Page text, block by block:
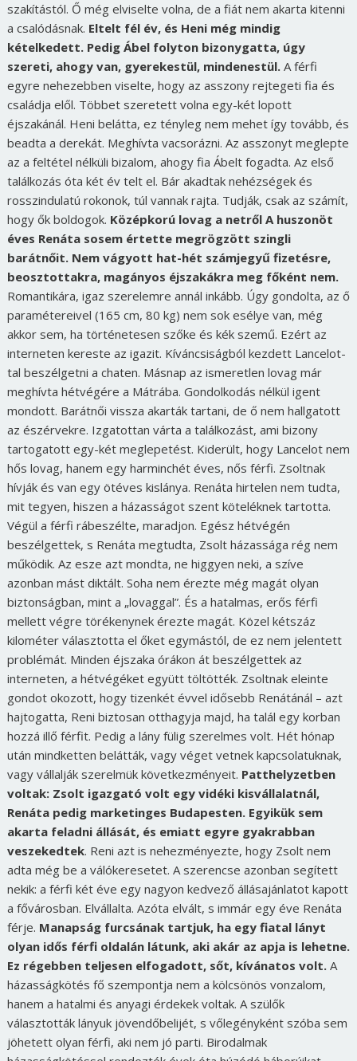
szakítástól. Ő még elviselte volna, de a fiát nem akarta kitenni
a csalódásnak. Eltelt fél év, és Heni még mindig
kételkedett. Pedig Ábel folyton bizonygatta, úgy
szereti, ahogy van, gyerekestül, mindenestül.A férfi
egyre nehezebben viselte, hogy az asszony rejtegeti fia és
családja elől. Többet szeretett volna egy-két lopott
éjszakánál. Heni belátta, ez tényleg nem mehet így tovább, és
beadta a derekát. Meghívta vacsorázni. Az asszonyt meglepte
az a feltétel nélküli bizalom, ahogy fia Ábelt fogadta. Az első
találkozás óta két év telt el. Bár akadtak nehézségek és
rosszindulatú rokonok, túl vannak rajta. Tudják, csak az számít,
hogy ők boldogok. Középkorú lovag a netről A huszonöt
éves Renáta sosem értette megrögzött szingli
barátnőit. Nem vágyott hat-hét számjegyű fizetésre,
beosztottakra, magányos éjszakákra meg főként nem.
Romantikára, igaz szerelemre annál inkább. Úgy gondolta, az ő
paramétereivel (165 cm, 80 kg) nem sok esélye van, még
akkor sem, ha történetesen szőke és kék szemű. Ezért az
interneten kereste az igazit. Kíváncsiságból kezdett Lancelot-
tal beszélgetni a chaten. Másnap az ismeretlen lovag már
meghívta hétvégére a Mátrába. Gondolkodás nélkül igent
mondott. Barátnői vissza akarták tartani, de ő nem hallgatott
az észérvekre. Izgatottan várta a találkozást, ami bizony
tartogatott egy-két meglepetést. Kiderült, hogy Lancelot nem
hős lovag, hanem egy harminchét éves, nős férfi. Zsoltnak
hívják és van egy ötéves kislánya. Renáta hirtelen nem tudta,
mit tegyen, hiszen a házasságot szent köteléknek tartotta.
Végül a férfi rábeszélte, maradjon. Egész hétvégén
beszélgettek, s Renáta megtudta, Zsolt házassága rég nem
működik. Az esze azt mondta, ne higgyen neki, a szíve
azonban mást diktált. Soha nem érezte még magát olyan
biztonságban, mint a „lovaggal”. És a hatalmas, erős férfi
mellett végre törékenynek érezte magát. Közel kétszáz
kilométer választotta el őket egymástól, de ez nem jelentett
problémát. Minden éjszaka órákon át beszélgettek az
interneten, a hétvégéket együtt töltötték. Zsoltnak eleinte
gondot okozott, hogy tizenkét évvel idősebb Renátánál – azt
hajtogatta, Reni biztosan otthagyja majd, ha talál egy korban
hozzá illő férfit. Pedig a lány fülig szerelmes volt. Hét hónap
után mindketten belátták, vagy véget vetnek kapcsolatuknak,
vagy vállalják szerelmük következményeit. Patthelyzetben
voltak: Zsolt igazgató volt egy vidéki kisvállalatnál,
Renáta pedig marketinges Budapesten. Egyikük sem
akarta feladni állását, és emiatt egyre gyakrabban
veszekedtek. Reni azt is nehezményezte, hogy Zsolt nem
adta még be a válókeresetet. A szerencse azonban segített
nekik: a férfi két éve egy nagyon kedvező állásajánlatot kapott
a fővárosban. Elvállalta. Azóta elvált, s immár egy éve Renáta
férje. Manapság furcsának tartjuk, ha egy fiatal lányt
olyan idős férfi oldalán látunk, aki akár az apja is lehetne.
Ez régebben teljesen elfogadott, sőt, kívánatos volt.A
házasságkötés fő szempontja nem a kölcsönös vonzalom,
hanem a hatalmi és anyagi érdekek voltak. A szülők
választották lányuk jövendőbelijét, s vőlegényként szóba sem
jöhetett olyan férfi, aki nem jó parti. Birodalmak